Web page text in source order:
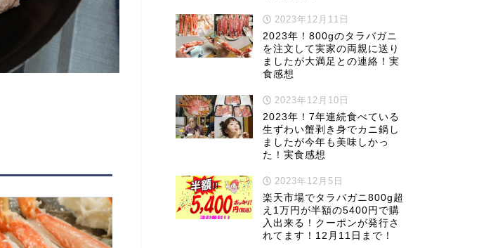
2023年12月11日
2023年！800gのタラバガニ
を注文して実家の両親に送り
ましたが大満足との連絡！実
食感想
2023年12月10日
2023年！7年連続食べている
生ずわい蟹剥き身でカニ鍋し
ましたが今年も美味しかっ
た！実食感想
2023年12月5日
楽天市場でタラバガニ800g超
え1万円が半額の5400円で購
入出来る！クーポンが発行さ
れてます！12月11日まで！